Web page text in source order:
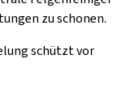
zu schonen.
schützt vor